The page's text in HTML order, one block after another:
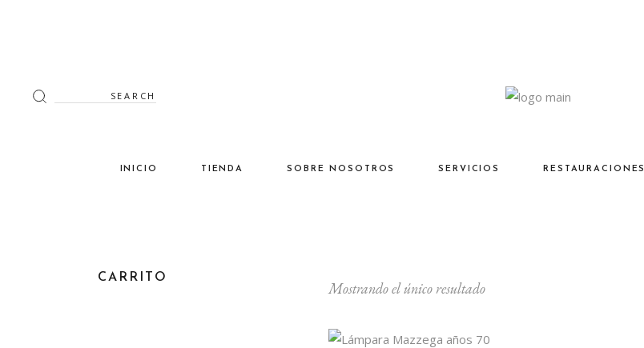
Search
for:
INICIO TIENDA SOBRE NOSOTROS SERVICIOS RESTAURACIONES
Mostrando el único resultado
CARRITO